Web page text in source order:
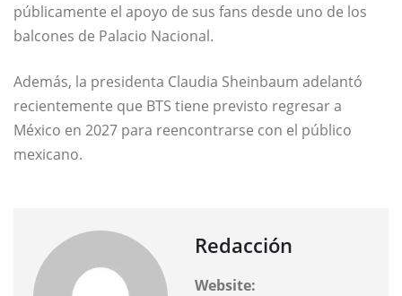
públicamente el apoyo de sus fans desde uno de los
balcones de Palacio Nacional.
Además, la presidenta Claudia Sheinbaum adelantó
recientemente que BTS tiene previsto regresar a
México en 2027 para reencontrarse con el público
mexicano.
Redacción
Website: